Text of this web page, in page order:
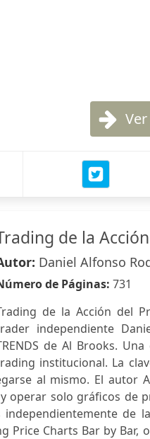
de la
Daniel Alfonso
de Páginas: 731
de la Acción del
independiente
de Al Brooks.
institucional. La
al mismo. El autor
operar solo gráficos de
independientemente de
Price Charts Bar by